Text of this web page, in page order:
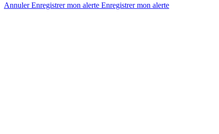
AnnulerEnregistrer mon alerte Enregistrermon alerte